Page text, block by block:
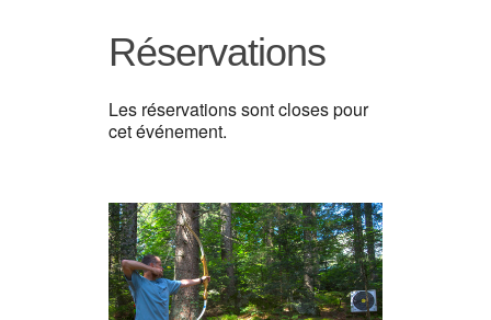
Réservations
Les réservations sont closes pour
cet événement.